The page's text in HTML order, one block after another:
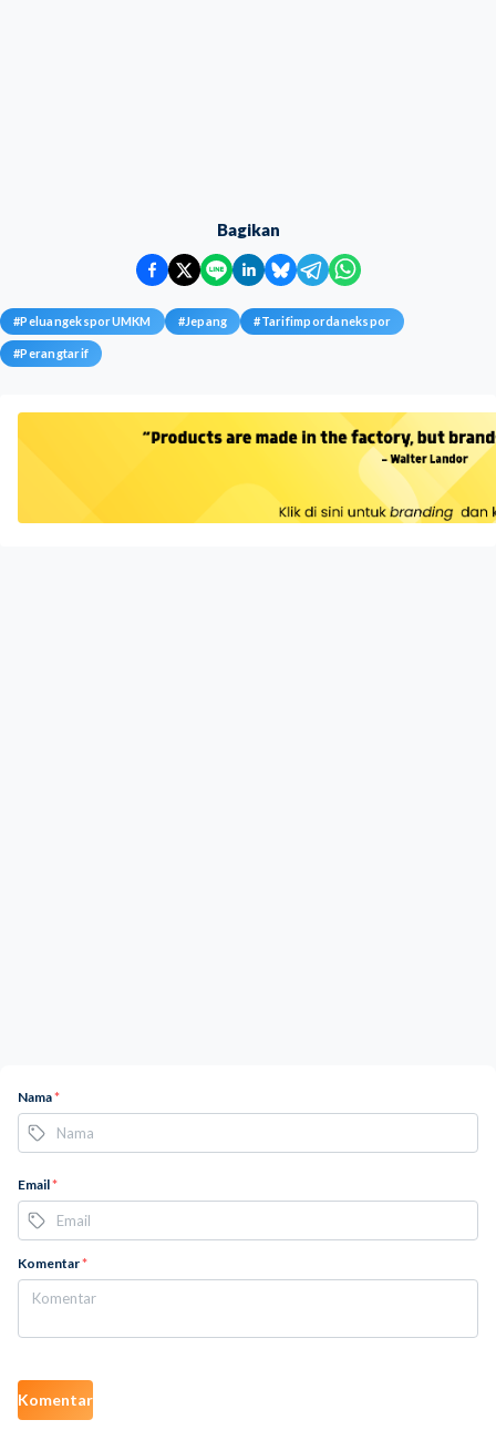
Bagikan
#PeluangeksporUMKM #Jepang #Tarifimpordanekspor
#Perangtarif
Nama*
Email*
Komentar*
Komentar